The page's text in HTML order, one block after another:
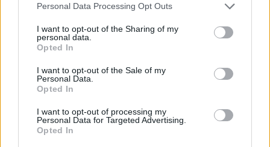
Please note that this website/app uses one or more Google
not limited to your visit or usage behaviour. You may click to
grant or deny consent to Google and its third-party tags to
use your data for below specified purposes in below Google
consent section.
Personal Data Processing Opt Outs
I want to opt-out of the Sharing of my
personal data.
Opted In
I want to opt-out of the Sale of my
Personal Data.
Opted In
I want to opt-out of processing my
Personal Data for Targeted Advertising.
Opted In